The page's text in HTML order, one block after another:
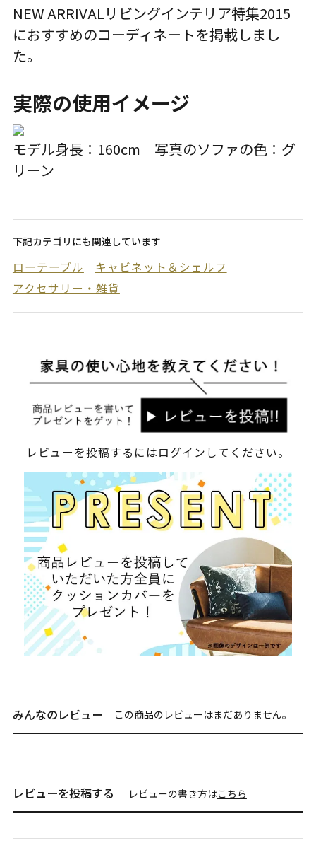
NEW ARRIVALリビングインテリア特集2015
におすすめのコーディネートを掲載しまし
た。
実際の使用イメージ
モデル身長：160cm 写真のソファの色：グ
リーン
下記カテゴリにも関連しています
ローテーブル
キャビネット＆シェルフ
アクセサリー・雑貨
レビューを投稿するにはログイン してください。
みんなのレビュー この商品のレビューはまだありません。
レビューを投稿する レビューの書き方はこちら